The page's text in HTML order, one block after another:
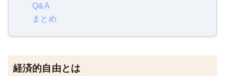
Q&A
まとめ
経済的自由とは